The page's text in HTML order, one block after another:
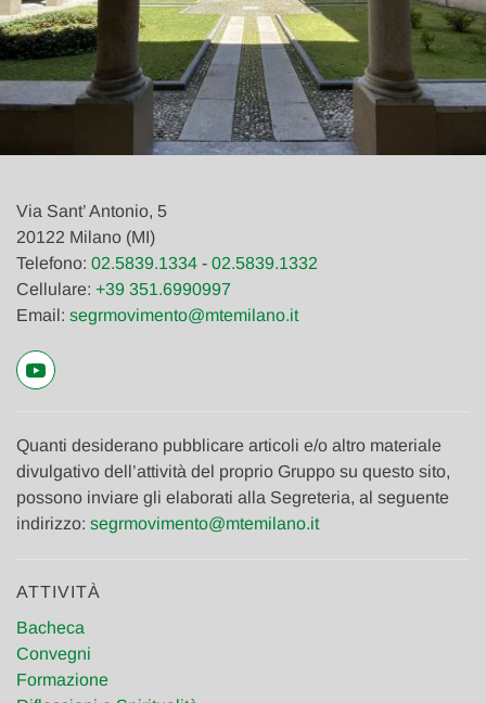
Via Sant’ Antonio, 5
20122 Milano (MI)
Telefono: 02.5839.1334 - 02.5839.1332
Cellulare: +39 351.6990997
Email: segrmovimento@mtemilano.it
Quanti desiderano pubblicare articoli e/o altro materiale
divulgativo dell’attività del proprio Gruppo su questo sito,
possono inviare gli elaborati alla Segreteria, al seguente
indirizzo: segrmovimento@mtemilano.it
ATTIVITÀ
Bacheca
Convegni
Formazione